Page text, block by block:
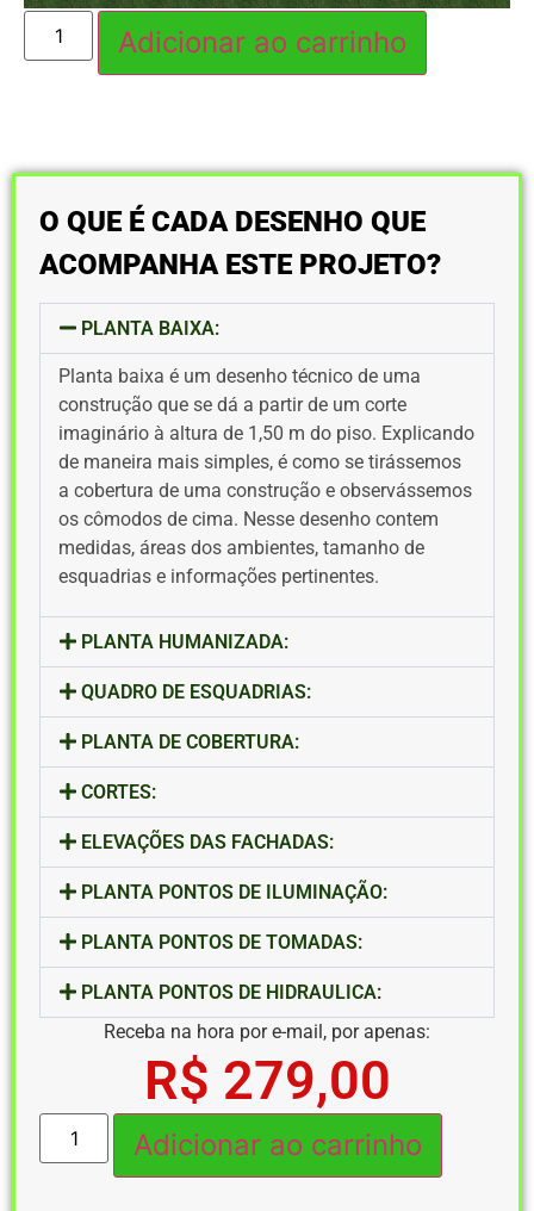
Adicionar ao carrinho
O QUE É CADA DESENHO QUE
ACOMPANHA ESTE PROJETO?
PLANTA BAIXA:
Planta baixa é um desenho técnico de uma
construção que se dá a partir de um corte
imaginário à altura de 1,50 m do piso. Explicando
de maneira mais simples, é como se tirássemos
a cobertura de uma construção e observássemos
os cômodos de cima. Nesse desenho contem
medidas, áreas dos ambientes, tamanho de
esquadrias e informações pertinentes.
PLANTA HUMANIZADA:
QUADRO DE ESQUADRIAS:
PLANTA DE COBERTURA:
CORTES:
ELEVAÇÕES DAS FACHADAS:
PLANTA PONTOS DE ILUMINAÇÃO:
PLANTA PONTOS DE TOMADAS:
PLANTA PONTOS DE HIDRAULICA:
Receba na hora por e-mail, por apenas:
R$ 279,00
Adicionar ao carrinho